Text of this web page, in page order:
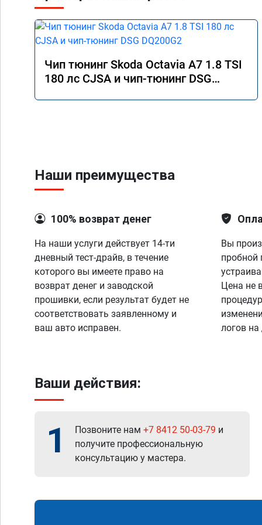
увеличился в
Чип тюнинг Skoda Octavia A7 1.8 TSI
180 лс CJSA и чип-тюнинг DSG
Наши преимущества
100% возврат денег
На наши услуги действует 14-ти
дневный тест-драйв, в течение
которого вы имеете право на
возврат денег и заводской
прошивки, если результат будет не
соответствовать заявленному и
ваш авто исправен.
Вы
пробной
Цена не
логов на
Ваши действия:
1 Позвоните нам +7 8412 50-03-79 и
получите профессиональную
консультацию у мастера.